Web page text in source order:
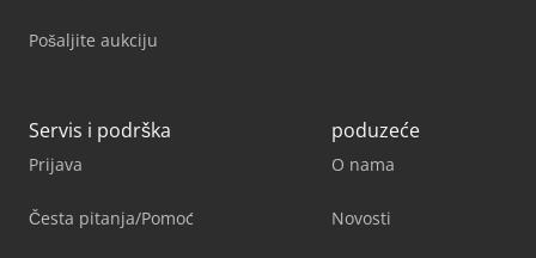
Pošaljite aukciju
Servis i podrška
Prijava
Česta pitanja/Pomoć
poduzeće
O nama
Novosti